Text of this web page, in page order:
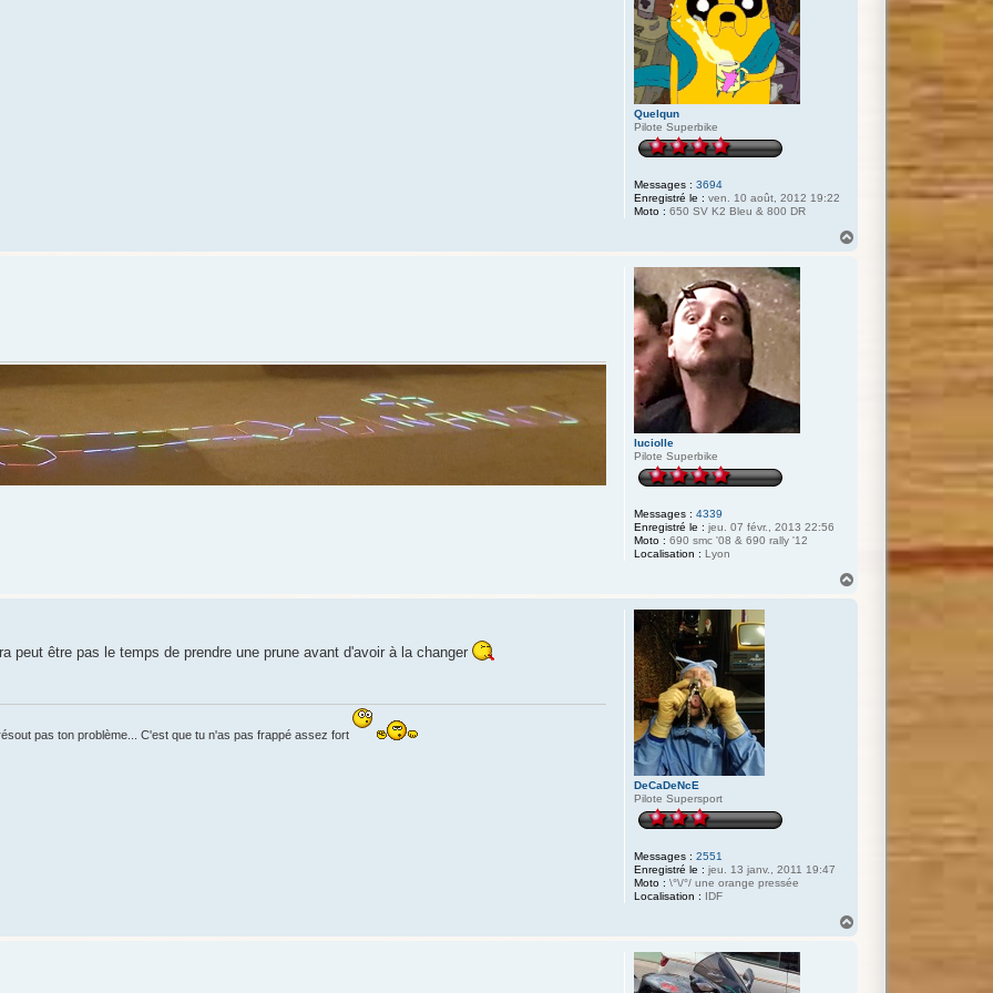
Quelqun
Pilote Superbike
Messages : 3694
Enregistré le : ven. 10 août, 2012 19:22
Moto : 650 SV K2 Bleu & 800 DR
luciolle
Pilote Superbike
Messages : 4339
Enregistré le : jeu. 07 févr., 2013 22:56
Moto : 690 smc '08 & 690 rally '12
Localisation : Lyon
DeCaDeNcE
Pilote Supersport
Messages : 2551
Enregistré le : jeu. 13 janv., 2011 19:47
Moto : \°\/°/ une orange pressée
Localisation : IDF
peut être pas le temps de prendre une prune avant d'avoir à la changer
pas ton problème... C'est que tu n'as pas frappé assez fort